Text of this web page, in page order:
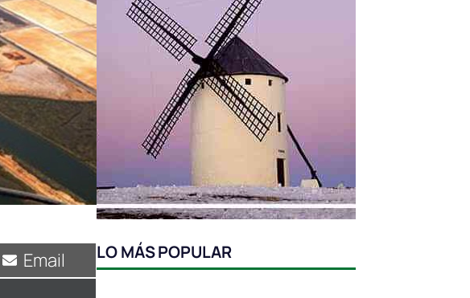
Compartir
en
Email
LO MÁS POPULAR